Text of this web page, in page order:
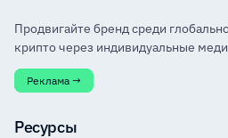
Продвигайте бренд среди
крипто через индивидуальные
Реклама →
Ресурсы